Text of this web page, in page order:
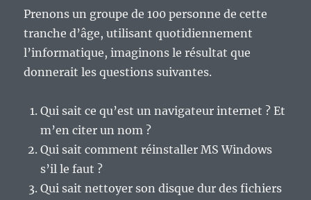
Prenons un groupe de 100 personne de cette
tranche d’âge, utilisant quotidiennement
l’informatique, imaginons le résultat que
donnerait les questions suivantes.
Qui sait ce qu’est un navigateur internet ? Et
m’en citer un nom ?
Qui sait comment réinstaller MS Windows
s’il le faut ?
Qui sait nettoyer son disque dur des fichiers